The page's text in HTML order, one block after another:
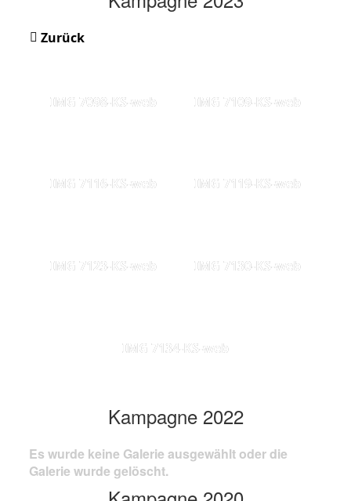
Zurück
IMG 7098-KS-web IMG 7109-KS-web
IMG 7116-KS-web IMG 7119-KS-web
IMG 7123-KS-web IMG 7130-KS-web
IMG 7134-KS-web
Kampagne 2022
Es wurde keine Galerie ausgewählt oder die
Galerie wurde gelöscht.